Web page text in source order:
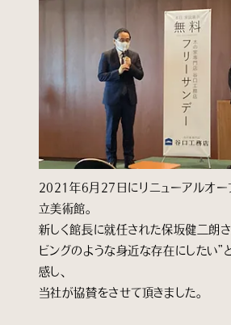
2021年6月27日にリニューアルオー
立美術館。
新しく館長に就任された保坂健二朗
ビングのような身近な存在にしたい”
感し、
当社が協賛をさせて頂きました。